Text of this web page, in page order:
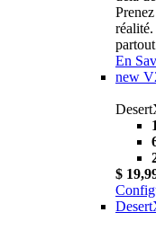
En
new
$